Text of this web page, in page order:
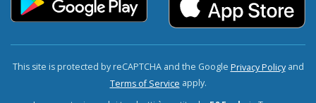
This site is protected by reCAPTCHA and the Google Privacy Policyand
Terms of Service apply.